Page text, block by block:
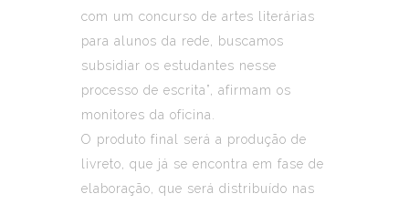
com um concurso de artes literárias
para alunos da rede, buscamos
subsidiar os estudantes nesse
processo de escrita”, afirmam os
monitores da oficina.
O produto final será a produção de
livreto, que já se encontra em fase de
elaboração, que será distribuído nas